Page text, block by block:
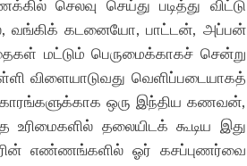
செலவு செய்து படித்து விட்டு
வங்கிக் கடனையோ, பாட்டன், அப்பன்
மட்டும் பெருமைக்காகச் சென்று
விளையாடுவது வெளிப்படையாகத்
ஒரு இந்திய கணவன்,
தலையிடக் கூடிய இது
எண்ணங்களில் ஓர் கசப்புணர்வை